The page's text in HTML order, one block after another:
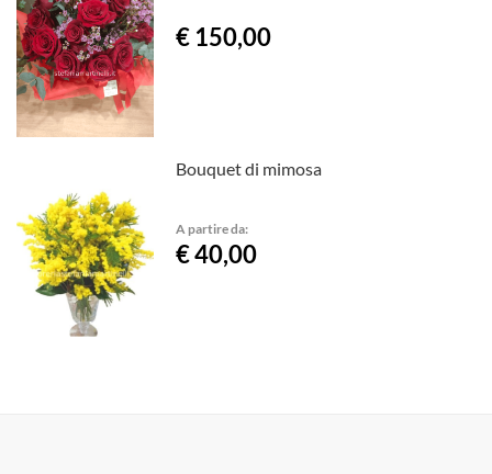
€ 150,00
Bouquet di mimosa
A partire da:
€ 40,00